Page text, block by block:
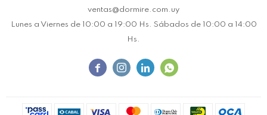
ventas@dormire.com.uy
Lunes a Viernes de 10:00 a 19:00 Hs. Sábados de 10:00 a 14:00
Hs.
   